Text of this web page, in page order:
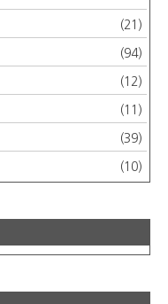
(21)
(94)
(12)
(11)
(39)
(10)